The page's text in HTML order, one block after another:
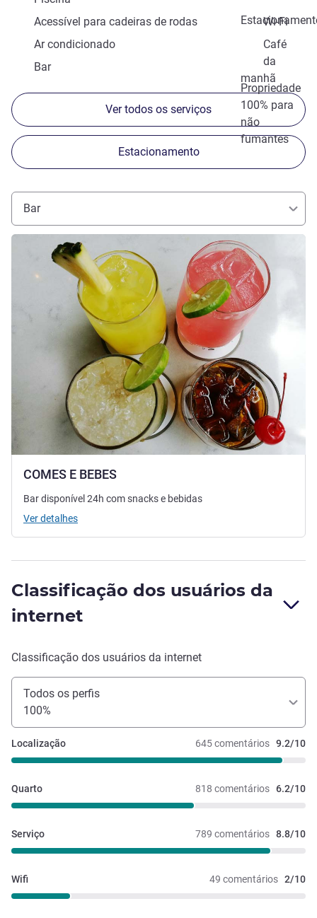
Acessível para cadeiras de rodas
Wi-Fi
Ar condicionado
Café
da
manhã
Bar
Propriedade
100% para
não
fumantes
Ver todos os serviços
Estacionamento
Bar
COMES E BEBES
Ver detalhes
Bar disponível 24h com snacks e bebidas
Ver detalhes
Classificação dos usuários da
internet
Classificação dos usuários da internet
Todos os perfis
100%
645 comentários 9.2/10
Localização
818 comentários 6.2/10
Quarto
789 comentários 8.8/10
Serviço
49 comentários 2/10
Wifi